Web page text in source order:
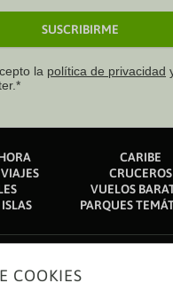
SUSCRIBIRME
la política de privacidad
CARIBE
CRUCEROS
VUELOS
PARQUES
COOKIES